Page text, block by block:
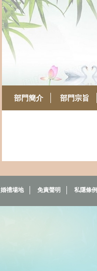
部門簡介 部門宗旨
婚禮場地 免責聲明 私隱條例